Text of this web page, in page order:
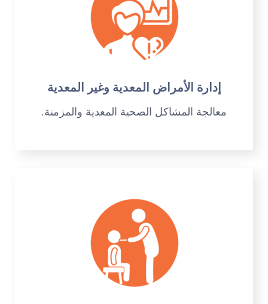
إدارة الأمراض المعدية وغير المعدية
معالجة المشاكل الصحية المعدية والمزمنة.